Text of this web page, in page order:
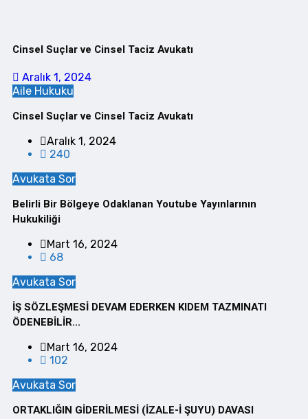
Cinsel Suçlar ve Cinsel Taciz Avukatı
Aralık 1, 2024
Aile Hukuku
Cinsel Suçlar ve Cinsel Taciz Avukatı
Aralık 1, 2024
240
Avukata Sor
Belirli Bir Bölgeye Odaklanan Youtube Yayınlarının
Hukukiliği
Mart 16, 2024
68
Avukata Sor
İŞ SÖZLEŞMESİ DEVAM EDERKEN KIDEM TAZMINATI
ÖDENEBİLİR...
Mart 16, 2024
102
Avukata Sor
ORTAKLIĞIN GİDERİLMESİ (İZALE-İ ŞUYU) DAVASI